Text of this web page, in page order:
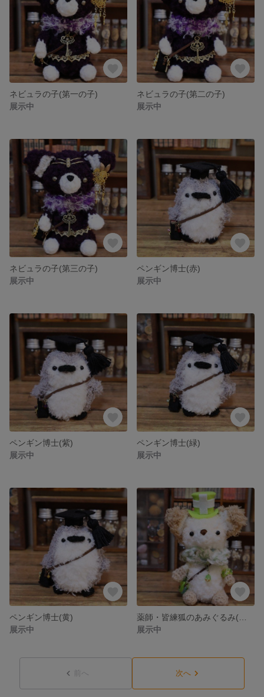
ネビュラの子(第一の子)
展示中
ネビュラの子(第二の子)
展示中
ネビュラの子(第三の子)
展示中
ペンギン博士(赤)
展示中
ペンギン博士(紫)
展示中
ペンギン博士(緑)
展示中
ペンギン博士(黄)
展示中
展示中
前へ 次へ